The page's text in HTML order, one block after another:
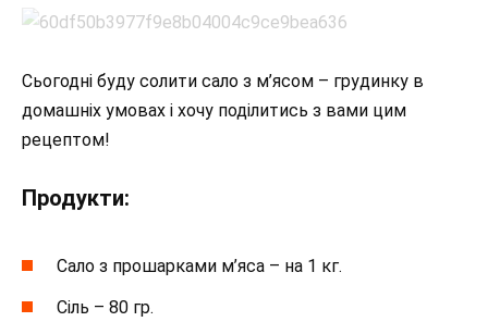
Сьогодні буду солити сало з м’ясом – грудинку в
домашніх умовах і хочу поділитись з вами цим
рецептом!
Продукти:
Сало з прошарками м’яса – на 1 кг.
Сіль – 80 гр.